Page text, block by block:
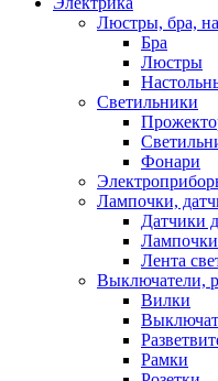
Люстры, бра,
Бра
Люстры
Светильники
Фонари
Лампочки,
Датчики
Лампочки
Лента
Выключатели,
Вилки
Рамки